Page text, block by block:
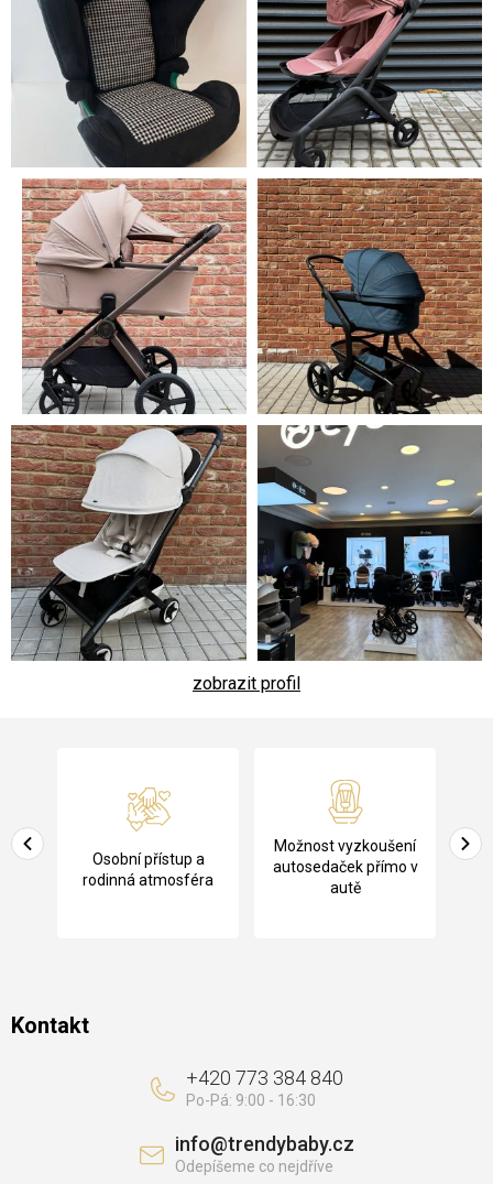
zobrazit profil
a
Osobní přístup a
rodinná atmosféra
Možnost vyzkoušení
autosedaček přímo v
autě
Kontakt
info@trendybaby.cz
+420 773 384 840